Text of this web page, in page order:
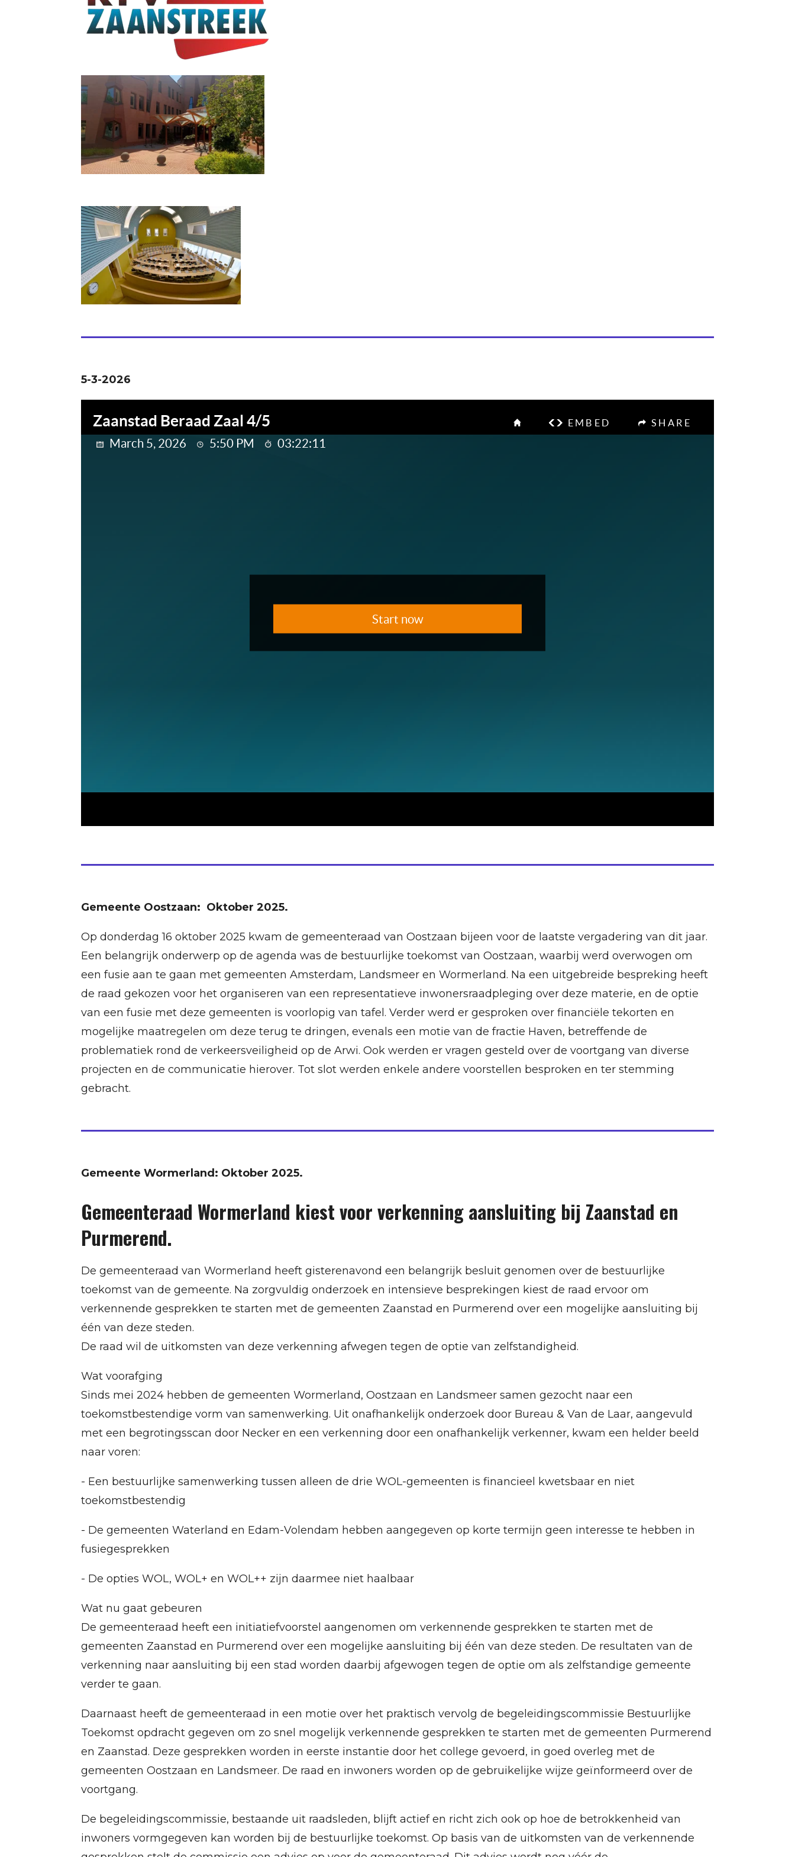
5-3-2026
Gemeente Oostzaan: Oktober 2025.
Op donderdag 16 oktober 2025 kwam de gemeenteraad van Oostzaan bijeen voor de laatste vergadering van dit jaar.
Een belangrijk onderwerp op de agenda was de bestuurlijke toekomst van Oostzaan, waarbij werd overwogen om
een fusie aan te gaan met gemeenten Amsterdam, Landsmeer en Wormerland. Na een uitgebreide bespreking heeft
de raad gekozen voor het organiseren van een representatieve inwonersraadpleging over deze materie, en de optie
van een fusie met deze gemeenten is voorlopig van tafel. Verder werd er gesproken over financiële tekorten en
mogelijke maatregelen om deze terug te dringen, evenals een motie van de fractie Haven, betreffende de
problematiek rond de verkeersveiligheid op de Arwi. Ook werden er vragen gesteld over de voortgang van diverse
projecten en de communicatie hierover. Tot slot werden enkele andere voorstellen besproken en ter stemming
gebracht.
Gemeente Wormerland: Oktober 2025.
Gemeenteraad Wormerland kiest voor verkenning aansluiting bij Zaanstad en
Purmerend.
De gemeenteraad van Wormerland heeft gisterenavond een belangrijk besluit genomen over de bestuurlijke
toekomst van de gemeente. Na zorgvuldig onderzoek en intensieve besprekingen kiest de raad ervoor om
verkennende gesprekken te starten met de gemeenten Zaanstad en Purmerend over een mogelijke aansluiting bij
één van deze steden.
De raad wil de uitkomsten van deze verkenning afwegen tegen de optie van zelfstandigheid.
Wat voorafging
Sinds mei 2024 hebben de gemeenten Wormerland, Oostzaan en Landsmeer samen gezocht naar een
toekomstbestendige vorm van samenwerking. Uit onafhankelijk onderzoek door Bureau & Van de Laar, aangevuld
met een begrotingsscan door Necker en een verkenning door een onafhankelijk verkenner, kwam een helder beeld
naar voren:
- Een bestuurlijke samenwerking tussen alleen de drie WOL-gemeenten is financieel kwetsbaar en niet
toekomstbestendig
- De gemeenten Waterland en Edam-Volendam hebben aangegeven op korte termijn geen interesse te hebben in
fusiegesprekken
- De opties WOL, WOL+ en WOL++ zijn daarmee niet haalbaar
Wat nu gaat gebeuren
De gemeenteraad heeft een initiatiefvoorstel aangenomen om verkennende gesprekken te starten met de
gemeenten Zaanstad en Purmerend over een mogelijke aansluiting bij één van deze steden. De resultaten van de
verkenning naar aansluiting bij een stad worden daarbij afgewogen tegen de optie om als zelfstandige gemeente
verder te gaan.
Daarnaast heeft de gemeenteraad in een motie over het praktisch vervolg de begeleidingscommissie Bestuurlijke
Toekomst opdracht gegeven om zo snel mogelijk verkennende gesprekken te starten met de gemeenten Purmerend
en Zaanstad. Deze gesprekken worden in eerste instantie door het college gevoerd, in goed overleg met de
gemeenten Oostzaan en Landsmeer. De raad en inwoners worden op de gebruikelijke wijze geïnformeerd over de
voortgang.
De begeleidingscommissie, bestaande uit raadsleden, blijft actief en richt zich ook op hoe de betrokkenheid van
inwoners vormgegeven kan worden bij de bestuurlijke toekomst. Op basis van de uitkomsten van de verkennende